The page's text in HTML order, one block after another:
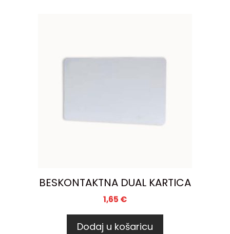
BESKONTAKTNA DUAL KARTICA
1,65 €
Dodaj u košaricu